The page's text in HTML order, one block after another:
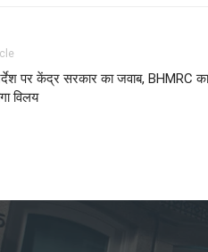
पर केंद्र सरकार का जवाब, BHMRC का
विलय